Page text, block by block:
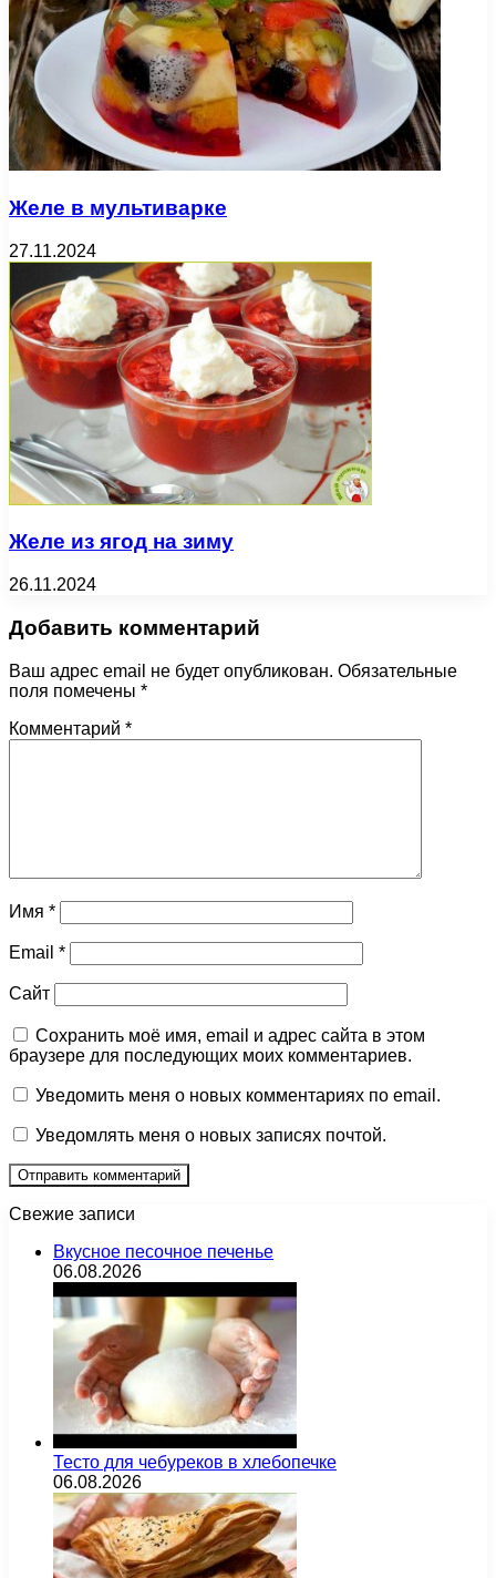
Желе в мультиварке
27.11.2024
Желе из ягод на зиму
26.11.2024
Добавить комментарий
Ваш адрес email не будет опубликован. Обязательные
поля помечены *
Комментарий *
Имя *
Email *
Сайт
Сохранить моё имя, email и адрес сайта в этом
браузере для последующих моих комментариев.
Уведомить меня о новых комментариях по email.
Уведомлять меня о новых записях почтой.
Свежие записи
Вкусное песочное печенье
06.08.2026
Тесто для чебуреков в хлебопечке
06.08.2026